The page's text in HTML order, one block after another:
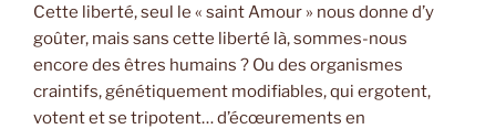
Cette liberté, seul le « saint Amour » nous donne d’y
goûter, mais sans cette liberté là, sommes-nous
encore des êtres humains ? Ou des organismes
craintifs, génétiquement modifiables, qui ergotent,
votent et se tripotent… d’écœurements en